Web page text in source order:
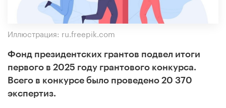
Иллюстрация: ru.freepik.com
Фонд президентских грантов подвел итоги
первого в 2025 году грантового конкурса.
Всего в конкурсе было проведено 20 370
экспертиз.